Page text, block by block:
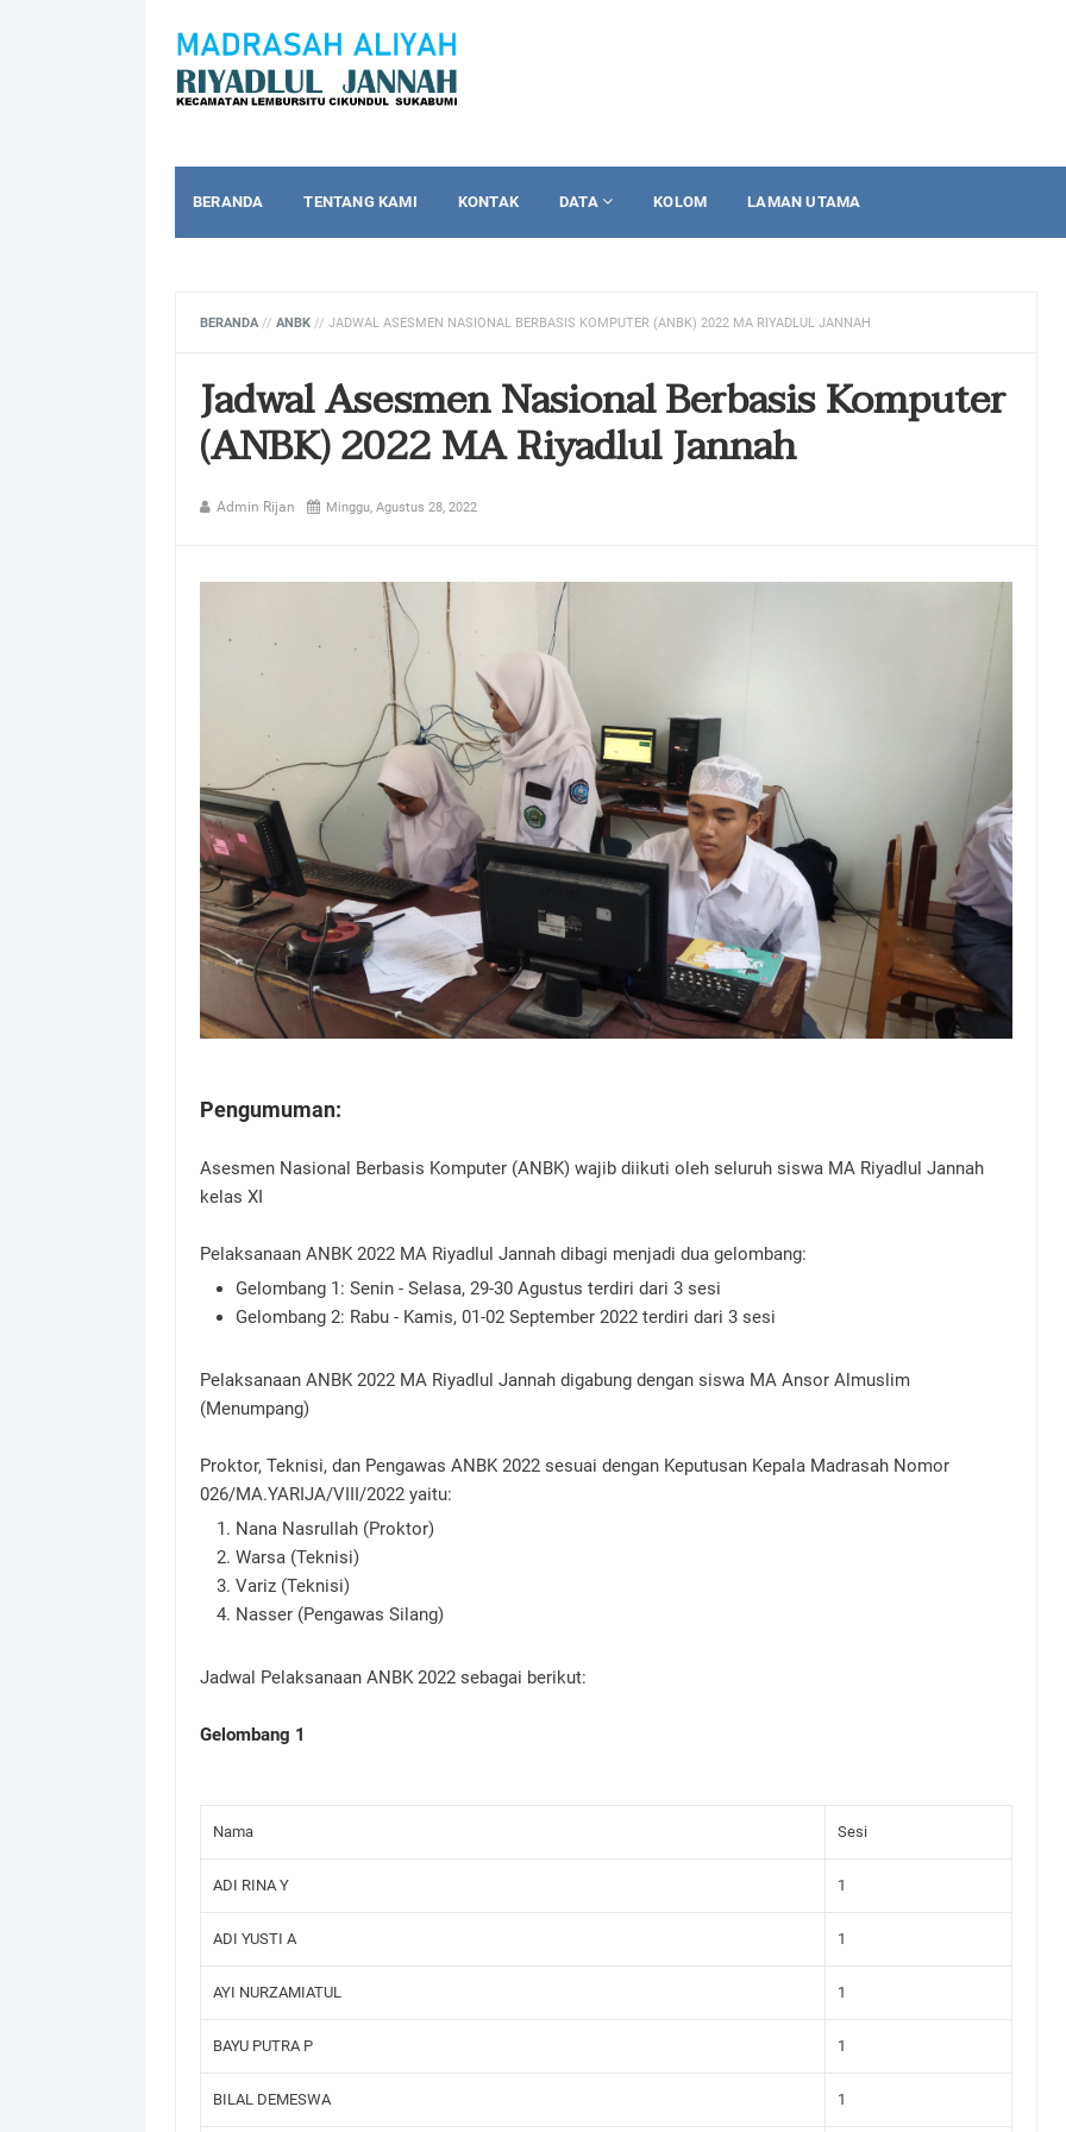
BERANDA TENTANG KAMI KONTAK DATA KOLOM LAMAN UTAMA
BERANDA// ANBK // JADWAL ASESMEN NASIONAL BERBASIS KOMPUTER (ANBK) 2022 MA RIYADLUL JANNAH
Jadwal Asesmen Nasional Berbasis Komputer
(ANBK) 2022 MA Riyadlul Jannah
Admin Rijan Minggu, Agustus 28, 2022
Pengumuman:
Asesmen Nasional Berbasis Komputer (ANBK) wajib diikuti oleh seluruh siswa MA Riyadlul Jannah
kelas XI
Pelaksanaan ANBK 2022 MA Riyadlul Jannah dibagi menjadi dua gelombang:
Gelombang 1: Senin - Selasa, 29-30 Agustus terdiri dari 3 sesi
Gelombang 2: Rabu - Kamis, 01-02 September 2022 terdiri dari 3 sesi
Pelaksanaan ANBK 2022 MA Riyadlul Jannah digabung dengan siswa MA Ansor Almuslim
(Menumpang)
Proktor, Teknisi, dan Pengawas ANBK 2022 sesuai dengan Keputusan Kepala Madrasah Nomor
026/MA.YARIJA/VIII/2022 yaitu:
Nana Nasrullah (Proktor)
Warsa (Teknisi)
Variz (Teknisi)
Nasser (Pengawas Silang)
Jadwal Pelaksanaan ANBK 2022 sebagai berikut:
Gelombang 1
Nama Sesi
ADI RINA Y 1
ADI YUSTI A 1
AYI NURZAMIATUL 1
BAYU PUTRA P 1
BILAL DEMESWA 1